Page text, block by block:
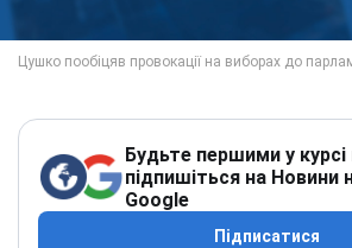
Будьте першими у
підпишіться на Новини
Google
Підписатися